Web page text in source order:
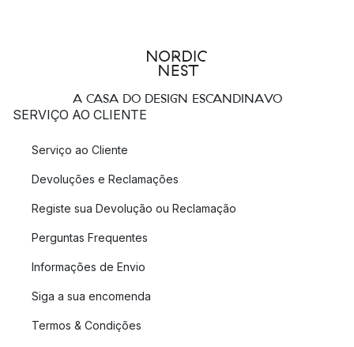
A CASA DO DESIGN ESCANDINAVO
SERVIÇO AO CLIENTE
Serviço ao Cliente
Devoluções e Reclamações
Registe sua Devolução ou Reclamação
Perguntas Frequentes
Informações de Envio
Siga a sua encomenda
Termos & Condições